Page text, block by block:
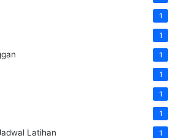
1
1
1
1
1
1
Latihan 1